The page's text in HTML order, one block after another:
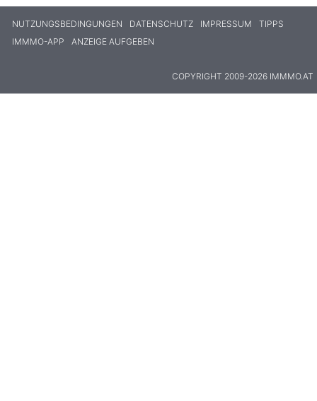
NUTZUNGSBEDINGUNGEN DATENSCHUTZ IMPRESSUM
TIPPS
IMMMO-APP
ANZEIGE AUFGEBEN
COPYRIGHT 2009-2026 IMMMO.AT